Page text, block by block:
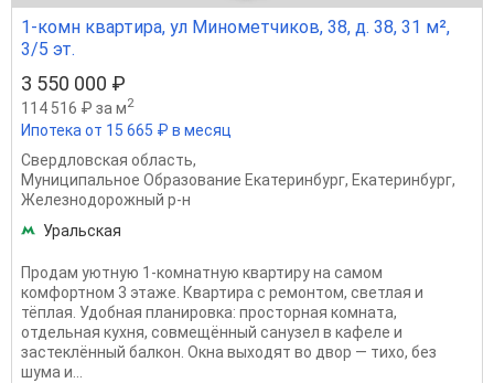
1-комн квартира, ул Минометчиков, 38, д. 38, 31 м²,
3/5 эт.
3 550 000 ₽
114 516 ₽ за м2
Ипотека от 15 665 ₽ в месяц
Свердловская область,
Муниципальное Образование Екатеринбург, Екатеринбург,
Железнодорожный р-н
Уральская
Продам уютную 1-комнатную квартиру на самом
комфортном 3 этаже. Квартира с ремонтом, светлая и
тёплая. Удобная планировка: просторная комната,
отдельная кухня, совмещённый санузел в кафеле и
застеклённый балкон. Окна выходят во двор — тихо, без
шума и...